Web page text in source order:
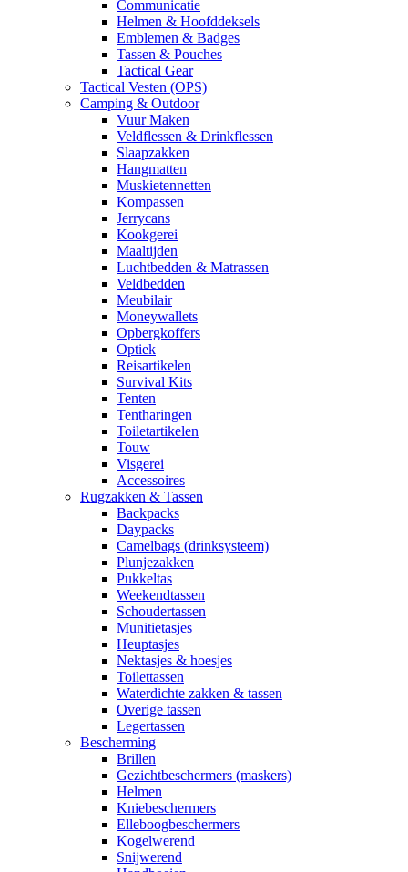
Communicatie
Helmen & Hoofddeksels
Emblemen & Badges
Tassen & Pouches
Tactical Gear
Tactical Vesten (OPS)
Camping & Outdoor
Vuur Maken
Veldflessen & Drinkflessen
Slaapzakken
Hangmatten
Muskietennetten
Kompassen
Jerrycans
Kookgerei
Maaltijden
Luchtbedden & Matrassen
Veldbedden
Meubilair
Moneywallets
Opbergkoffers
Optiek
Reisartikelen
Survival Kits
Tenten
Tentharingen
Toiletartikelen
Touw
Visgerei
Accessoires
Rugzakken & Tassen
Backpacks
Daypacks
Camelbags (drinksysteem)
Plunjezakken
Pukkeltas
Weekendtassen
Schoudertassen
Munitietasjes
Heuptasjes
Nektasjes & hoesjes
Toilettassen
Waterdichte zakken & tassen
Overige tassen
Legertassen
Bescherming
Brillen
Gezichtbeschermers (maskers)
Helmen
Kniebeschermers
Elleboogbeschermers
Kogelwerend
Snijwerend